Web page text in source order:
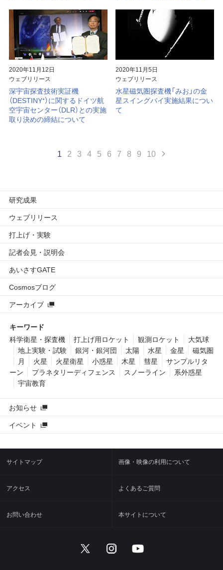
2020年11月12日
ウェブリリース
深宇宙探査技術実証機
（DESTINY⁺）に関するドイツ航
空宇宙センター（DLR）との実施
取り決めの締結について
2020年11月5日
ウェブリリース
水星磁気圏探査機「みお」の金
星スイングバイ実施結果につい
て
1 2 3 4 5 6 7 8 9 10
研究成果
ウェブリリース
打上げ・実験
記者会見・説明会
あいさすGATE
Cosmosブログ
アーカイブ
キーワード
科学衛星・探査機
打上げ用ロケット 観測ロケット
大気球
地上実験・試験
銀河・銀河団 太陽 水星 金星
磁気圏
月
火星 火星衛星 小惑星 木星 彗星
サンプルリタ
ーン
プラネタリーディフェンス スノーライン
系外惑星
宇宙教育
お知らせ
イベント
サイトマップ 画像・映像の利用について
アクセス よくあるご質問
お問い合わせ 本サイトについて